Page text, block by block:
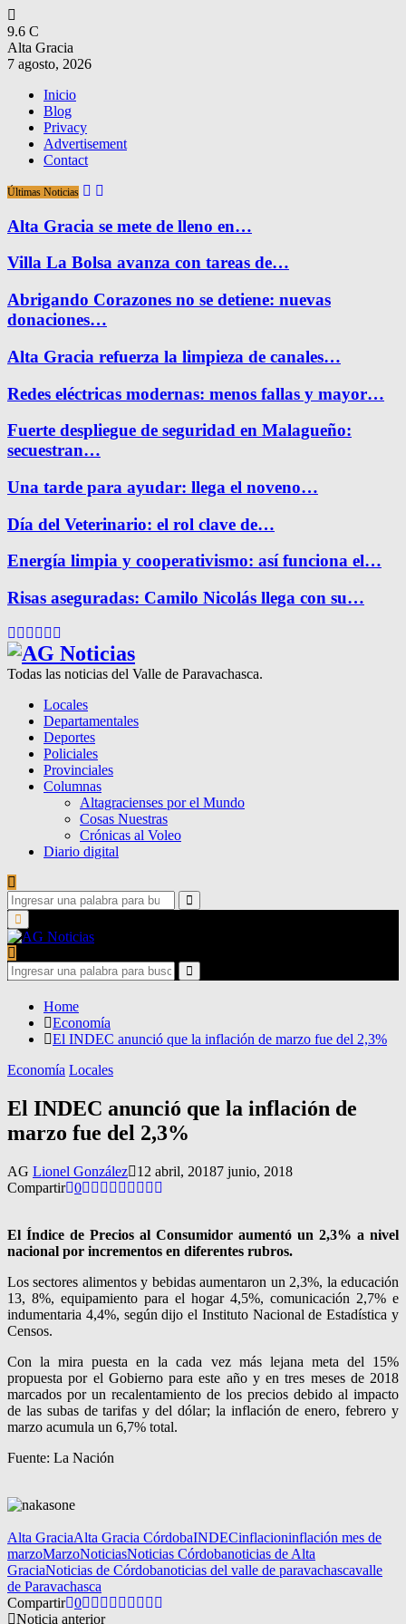
9.6 C
Alta Gracia
7 agosto, 2026
Inicio
Blog
Privacy
Advertisement
Contact
Últimas Noticias
Alta Gracia se mete de lleno en…
Villa La Bolsa avanza con tareas de…
Abrigando Corazones no se detiene: nuevas
donaciones…
Alta Gracia refuerza la limpieza de canales…
Redes eléctricas modernas: menos fallas y mayor…
Fuerte despliegue de seguridad en Malagueño:
secuestran…
Una tarde para ayudar: llega el noveno…
Día del Veterinario: el rol clave de…
Energía limpia y cooperativismo: así funciona el…
Risas aseguradas: Camilo Nicolás llega con su…
Facebook
Twitter
Instagram
Pinterest
Google
Todas las noticias del Valle de Paravachasca.
Locales
Departamentales
Deportes
Policiales
Provinciales
Columnas
Altagracienses por el Mundo
Cosas Nuestras
Crónicas al Voleo
Diario digital
Search
for:
Search
Primary
Menu
Search
for:
Search
Home
Economía
El INDEC anunció que la inflación de marzo fue del 2,3%
Economía Locales
El INDEC anunció que la inflación de
marzo fue del 2,3%
AG Lionel González 12 abril, 20187 junio, 2018
Compartir 0
El Índice de Precios al Consumidor aumentó un 2,3% a nivel
nacional por incrementos en diferentes rubros.
Los sectores alimentos y bebidas aumentaron un 2,3%, la educación
13, 8%, equipamiento para el hogar 4,5%, comunicación 2,7% e
indumentaria 4,4%, según dijo el Instituto Nacional de Estadística y
Censos.
Con la mira puesta en la cada vez más lejana meta del 15%
propuesta por el Gobierno para este año y en tres meses de 2018
marcados por un recalentamiento de los precios debido al impacto
de las subas de tarifas y del dólar; la inflación de enero, febrero y
marzo acumula un 6,7% total.
Fuente: La Nación
Alta GraciaAlta Gracia CórdobaINDECinflacioninflación mes de
marzoMarzoNoticiasNoticias Córdobanoticias de Alta
GraciaNoticias de Córdobanoticias del valle de paravachascavalle
de Paravachasca
Compartir 0
Noticia anterior